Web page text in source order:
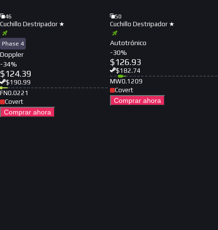
46
Cuchillo Destripador ★
Phase 4
Doppler
-34%
$124.39
$190.99
FN0.0221
Covert
Comprar ahora
50
Cuchillo Destripador ★
Autotrónico
-30%
$126.93
$182.74
MW0.1209
Covert
Comprar ahora